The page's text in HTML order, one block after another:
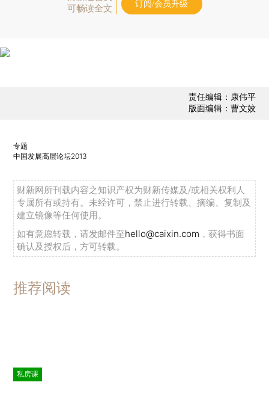
可畅读全文
订阅/会员升级
责任编辑：康伟平
版面编辑：曹文姣
专题
中国发展高层论坛2013
财新网所刊载内容之知识产权为财新传媒及/或相关权利人
专属所有或持有。未经许可，禁止进行转载、摘编、复制及
建立镜像等任何使用。
如有意愿转载，请发邮件至hello@caixin.com ，获得书面
确认及授权后，方可转载。
推荐阅读
私房课